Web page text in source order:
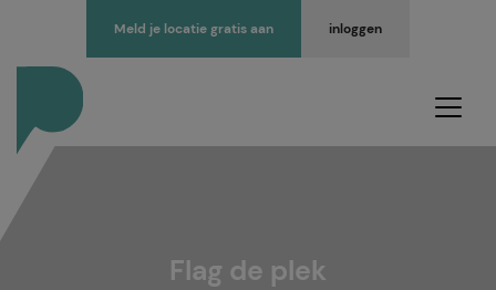
inloggen
Meld je locatie gratis aan
Flag de plek